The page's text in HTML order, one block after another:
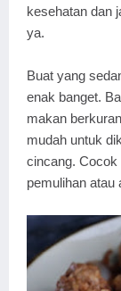
kesehatan dan
ya.
Buat yang
enak banget.
makan
mudah untuk
cincang. Cocok
pemulihan atau